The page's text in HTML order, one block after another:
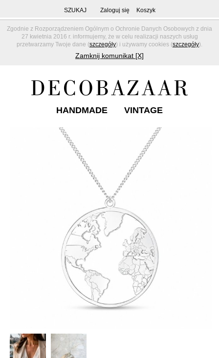
Zgodnie z Rozporządzeniem Ogólnym o Ochronie Danych Osobowych z dnia
27 kwietnia 2016 r. informujemy, że w celu realizacji naszych usług
przetwarzamy Twoje dane (szczegóły) i używamy cookies (szczegóły).
Zamknij komunikat [X]
SZUKAJ Zaloguj się Koszyk
HANDMADE VINTAGE